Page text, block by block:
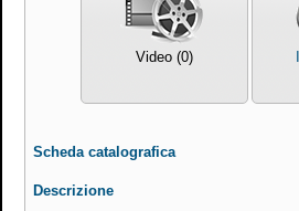
Video (0)
Scheda catalografica
Descrizione